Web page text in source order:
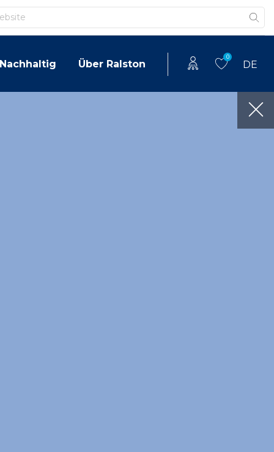
Nachhaltig Über Ralston
0
DE